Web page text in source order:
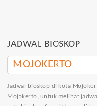
JADWAL BIOSKOP
MOJOKERTO
Jadwal bioskop di kota
Mojokerto, untuk melihat